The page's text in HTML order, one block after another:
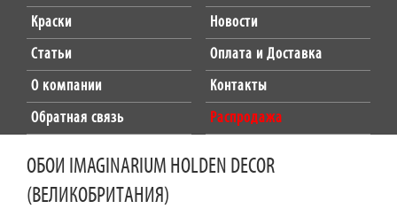
Краски
Новости
Статьи
Оплата и Доставка
О компании
Контакты
Обратная связь
Распродажа
ОБОИ IMAGINARIUM HOLDEN DECOR
(ВЕЛИКОБРИТАНИЯ)